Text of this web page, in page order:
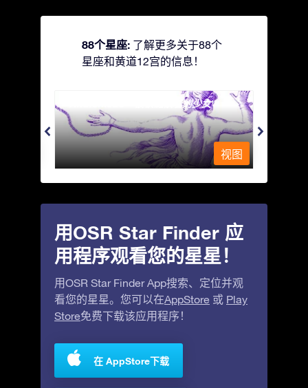
88个星座: 了解更多关于88个
星座和黄道12宫的信息！
Andromeda - 被铁链锁着的少女
视图
用OSR Star Finder 应
用程序观看您的星星！
用OSR Star Finder App搜索、定位并观
看您的星星。您可以在AppStore 或 Play
Store免费下载该应用程序！
在 AppStore下载